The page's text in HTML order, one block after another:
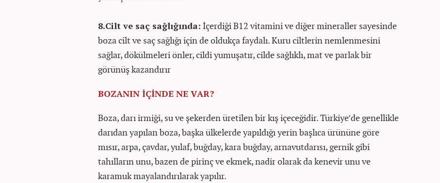
8.Cilt ve saç sağlığında: İçerdiği B12 vitamini ve diğer mineraller sayesinde
boza cilt ve saç sağlığı için de oldukça faydalı. Kuru ciltlerin nemlenmesini
sağlar, dökülmeleri önler, cildi yumuşatır, cilde sağlıklı, mat ve parlak bir
görünüş kazandırır
BOZANIN İÇİNDE NE VAR?
Boza, darı irmiği, su ve şekerden üretilen bir kış içeceğidir. Türkiye’de genellikle
darıdan yapılan boza, başka ülkelerde yapıldığı yerin başlıca ürününe göre
mısır, arpa, çavdar, yulaf, buğday, kara buğday, arnavutdarısı, gernik gibi
tahılların unu, bazen de pirinç ve ekmek, nadir olarak da kenevir unu ve
karamuk mayalandırılarak yapılır.